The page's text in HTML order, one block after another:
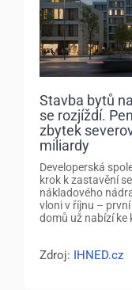
Stavba bytů
se rozjíždí.
zbytek
miliardy
Developerská
krok k zastavění
nákladového
vloni v říjnu –
domů už nabízí ke
Zdroj: IHNED.cz